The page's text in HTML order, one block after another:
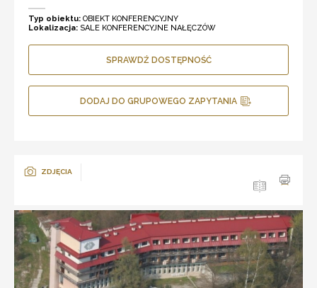
Typ obiektu: OBIEKT KONFERENCYJNY
Lokalizacja: SALE KONFERENCYJNE NAŁĘCZÓW
SPRAWDŹ DOSTĘPNOŚĆ
DODAJ DO GRUPOWEGO ZAPYTANIA
ZDJĘCIA